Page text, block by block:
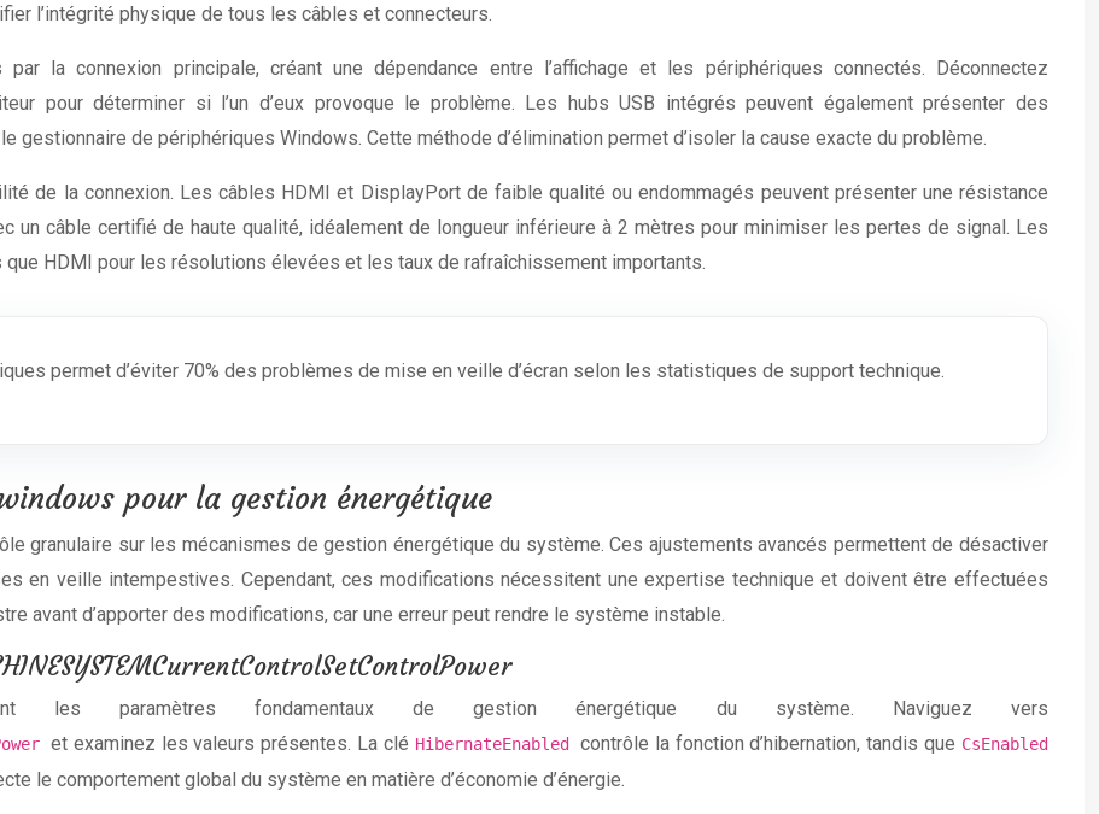
l’intégrité physique de tous les câbles et connecteurs.
la connexion principale, créant une dépendance entre l’affichage et les périphériques connectés. Déconnectez
pour déterminer si l’un d’eux provoque le problème. Les hubs USB intégrés peuvent également présenter des
de périphériques Windows. Cette méthode d’élimination permet d’isoler la cause exacte du problème.
de la connexion. Les câbles HDMI et DisplayPort de faible qualité ou endommagés peuvent présenter une résistance
un câble certifié de haute qualité, idéalement de longueur inférieure à 2 mètres pour minimiser les pertes de signal. Les
HDMI pour les résolutions élevées et les taux de rafraîchissement importants.
permet d’éviter 70% des problèmes de mise en veille d’écran selon les statistiques de support technique.
pour la gestion énergétique
granulaire sur les mécanismes de gestion énergétique du système. Ces ajustements avancés permettent de désactiver
en veille intempestives. Cependant, ces modifications nécessitent une expertise technique et doivent être effectuées
avant d’apporter des modifications, car une erreur peut rendre le système instable.
paramètres fondamentaux de gestion énergétique du système. Naviguez vers
et examinez les valeurs présentes. La clé HibernateEnabled contrôle la fonction d’hibernation, tandis que CsEnabled
le comportement global du système en matière d’économie d’énergie.